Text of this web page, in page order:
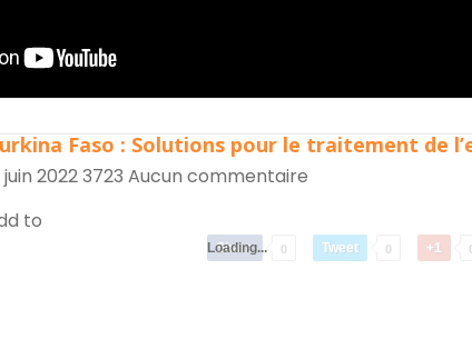
Faso : Solutions pour le traitement de
juin 20223723 Aucun commentaire
to
Share 0 Tweet 0 +1
Loading...